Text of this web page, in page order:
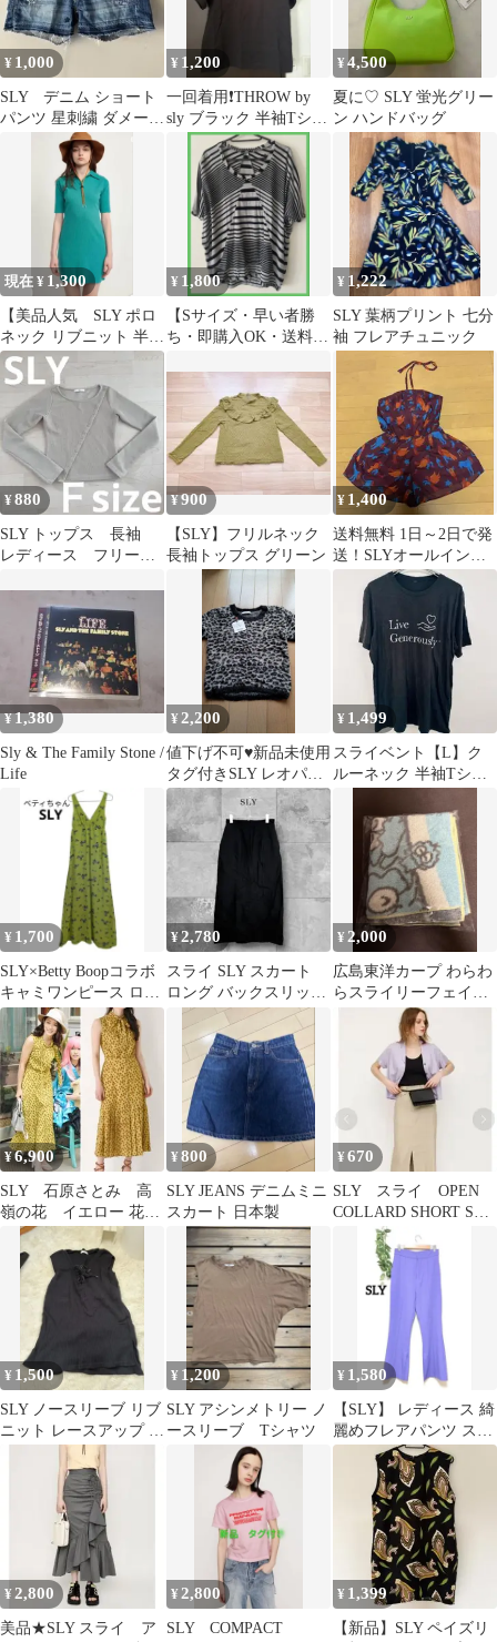
¥ 1,000
SLY デニム ショート
パンツ 星刺繍 ダメージ
加工 サイズ1
¥ 1,200
一回着用❗️THROW by
sly ブラック 半袖Tシャ
¥4,500
夏に♡ SLY 蛍光グリー
ン ハンドバッグ
現在 ¥ 1,300
【美品人気 SLY ポロ
ネック リブニット 半袖
トップス グリーン
S】
¥ 1,800
【Sサイズ・早い者勝
ち・即購入OK・送料
ーダーカットソー
¥ 1,222
SLY 葉柄プリント 七分
袖 フレアチュニック
¥880
SLY トップス 長袖
レディース フリーサ
¥900
【SLY】フリルネック
長袖トップス グリーン
¥ 1,400
送料無料 1日～2日で発
送！SLYオールインワ
ンベアトップショート
パーツ
¥1,380
Sly & The Family Stone /
Life
¥2,200
値下げ不可♥新品未使用
タグ付きSLY レオパー
ド柄ニット
¥ 1,499
スライベント【L】ク
ルーネック 半袖Tシャ
クカジュアル
¥ 1,700
SLY×Betty Boopコラボ
キャミワンピース ロン
グ丈 ライトグリーンS
¥2,780
スライ SLY スカート
ロング バックスリット
ブラック 綺麗め 黒 M
¥2,000
広島東洋カープ わらわ
らスライリーフェイス
¥6,900
SLY 石原さとみ 高
嶺の花 イエロー 花柄
ノースリーブ ワンピー
ス ボウタイ
¥800
SLY JEANS デニムミニ
スカート 日本製
¥670
SLY スライ OPEN
COLLARD SHORT SH
（ライトパープル）S
¥ 1,500
SLY ノースリーブ リブ
ニット レースアップ ブ
ラック サイズ1
¥ 1,200
SLY アシンメトリー ノ
ースリーブ Tシャツ
¥ 1,580
【SLY】 レディース 綺
麗めフレアパンツ スリ
ット パープル (1)
¥2,800
美品★SLY スライ ア
¥ 2,800
SLY COMPACT
¥ 1,399
【新品】SLY ペイズリ